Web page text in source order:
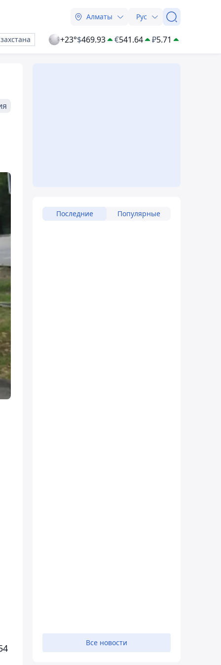
Алматы Рус
+23°$469.93 €541.64 ₽5.71
Последние Популярные
Все новости